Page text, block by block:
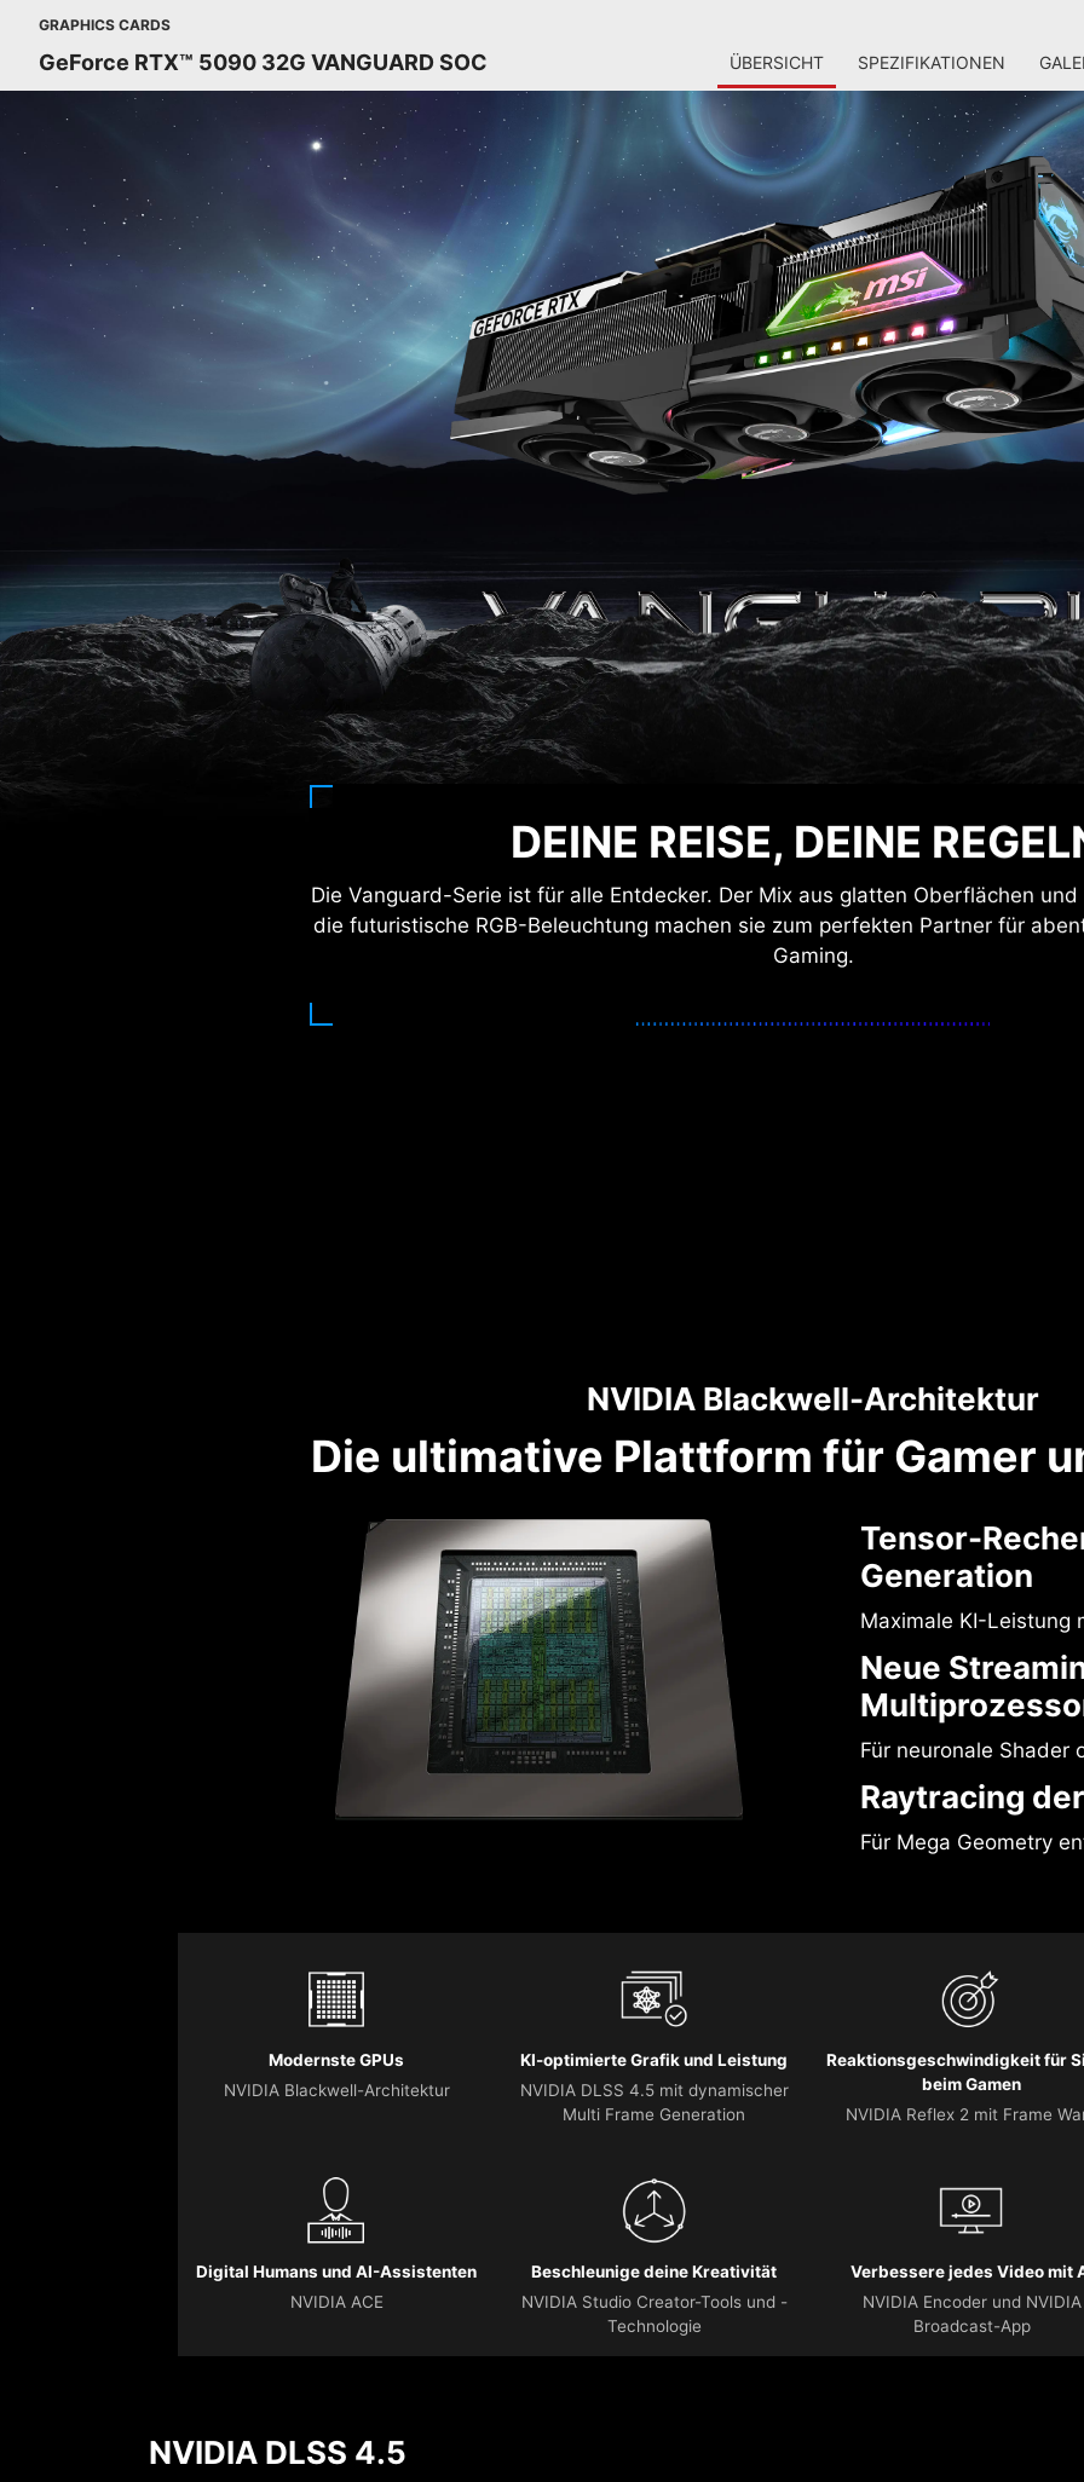
GRAPHICS CARDS
GeForce RTX™ 5090 32G VANGUARD SOC ÜBERSICHT SPEZIFIKATIONEN
DEINE REISE, DEINE
Die Vanguard-Serie ist für alle Entdecker. Der Mix aus glatten Oberflächen
die futuristische RGB-Beleuchtung machen sie zum perfekten Partner für
Gaming.
NVIDIA Blackwell-Architektur
Die ultimative Plattform für Gamer
Tensor-
Generation
Maximale KI-Leistung
Neue
Für neuronale Shader
Raytracing
Für Mega Geometry
Modernste GPUs
NVIDIA Blackwell-Architektur
KI-optimierte Grafik und Leistung
NVIDIA DLSS 4.5 mit dynamischer
Multi Frame Generation
Reaktionsgeschwindigkeit für
beim Gamen
NVIDIA Reflex 2 mit Frame
Digital Humans und AI-Assistenten
NVIDIA ACE
Beschleunige deine Kreativität
NVIDIA Studio Creator-Tools und -
Technologie
Verbessere jedes Video mit
NVIDIA Encoder und NVIDIA
Broadcast-App
NVIDIA DLSS 4.5